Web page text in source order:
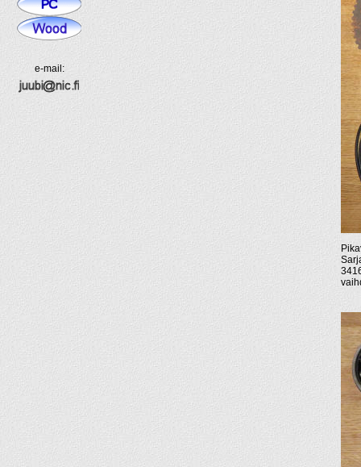
e-mail: